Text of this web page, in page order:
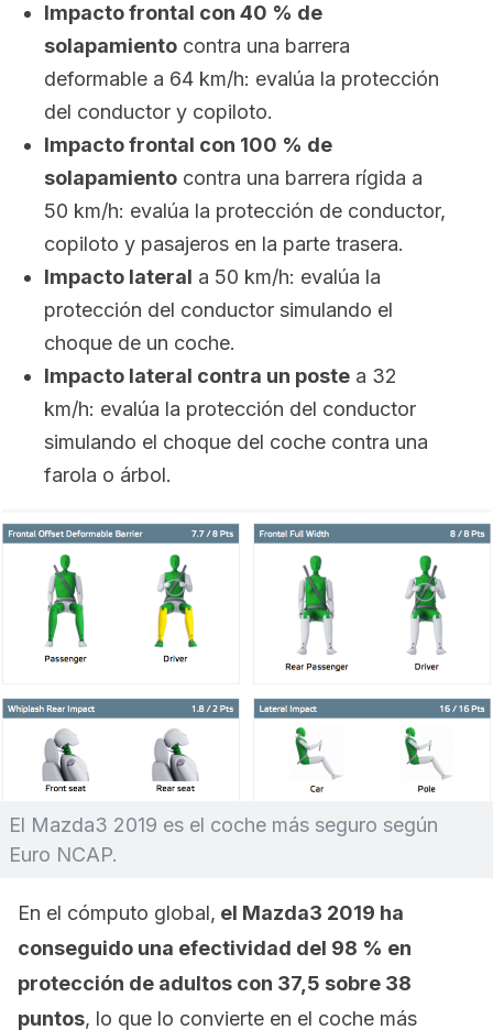
Impacto frontal con 40 % de
solapamiento contra una barrera
deformable a 64 km/h: evalúa la protección
del conductor y copiloto.
Impacto frontal con 100 % de
solapamiento contra una barrera rígida a
50 km/h: evalúa la protección de conductor,
copiloto y pasajeros en la parte trasera.
Impacto lateral a 50 km/h: evalúa la
protección del conductor simulando el
choque de un coche.
Impacto lateral contra un poste a 32
km/h: evalúa la protección del conductor
simulando el choque del coche contra una
farola o árbol.
El Mazda3 2019 es el coche más seguro según
Euro NCAP.
En el cómputo global, el Mazda3 2019 ha
conseguido una efectividad del 98 % en
protección de adultos con 37,5 sobre 38
puntos, lo que lo convierte en el coche más